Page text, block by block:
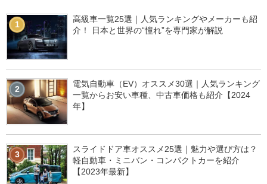
1
高級車一覧25選｜人気ランキングやメーカーも紹
介！ 日本と世界の“憧れ”を専門家が解説
2
電気自動車（EV）オススメ30選｜人気ランキング
一覧からお安い車種、中古車価格も紹介【2024
年】
3
スライドドア車オススメ25選｜魅力や選び方は？
軽自動車・ミニバン・コンパクトカーを紹介
【2023年最新】